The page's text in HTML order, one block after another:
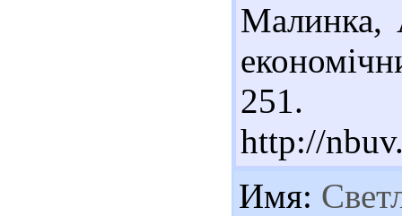
Малинка,
251.
http://
Имя: